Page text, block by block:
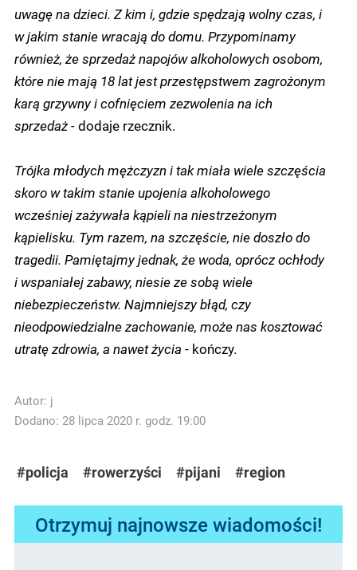
uwagę na dzieci. Z kim i, gdzie spędzają wolny czas, i
w jakim stanie wracają do domu. Przypominamy
również, że sprzedaż napojów alkoholowych osobom,
które nie mają 18 lat jest przestępstwem zagrożonym
karą grzywny i cofnięciem zezwolenia na ich
sprzedaż -dodaje rzecznik.
Trójka młodych mężczyzn i tak miała wiele szczęścia
skoro w takim stanie upojenia alkoholowego
wcześniej zażywała kąpieli na niestrzeżonym
kąpielisku. Tym razem, na szczęście, nie doszło do
tragedii. Pamiętajmy jednak, że woda, oprócz ochłody
i wspaniałej zabawy, niesie ze sobą wiele
niebezpieczeństw. Najmniejszy błąd, czy
nieodpowiedzialne zachowanie, może nas kosztować
utratę zdrowia, a nawet życia - kończy.
Autor: j
Dodano: 28 lipca 2020 r. godz. 19:00
#policja #rowerzyści #pijani #region
Otrzymuj najnowsze wiadomości!